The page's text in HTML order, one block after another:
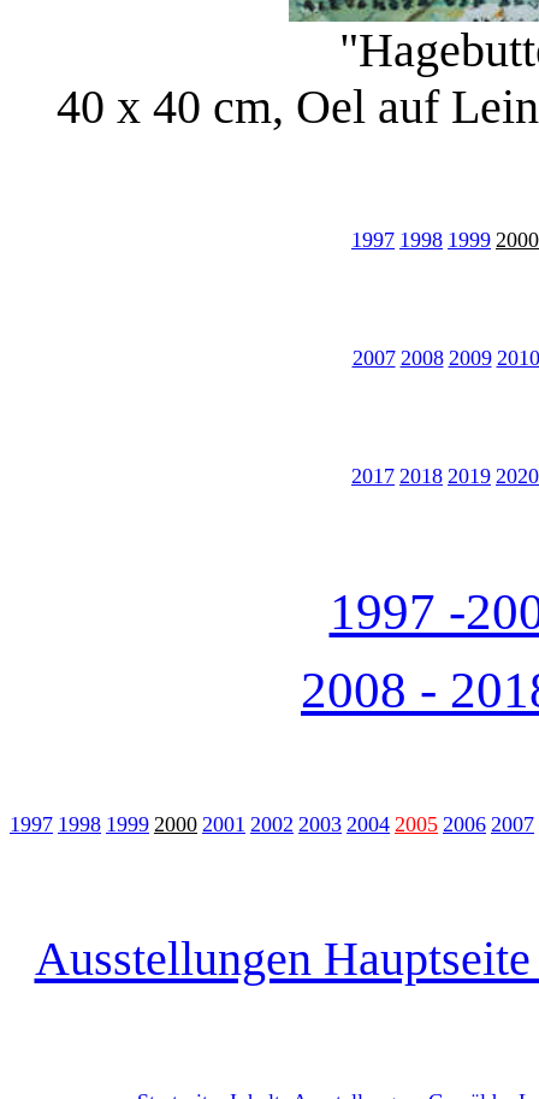
40 x 40 cm, Oel auf
1997 1998 1999 2000
2007 2008 2009 2010
2017 2018 2019 2020
1997 -
2008 -
1997 1998 1999 2000 2001 2002 2003 2004 2005 2006 2007
Ausstellungen